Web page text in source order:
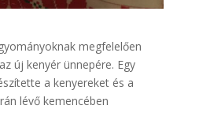
megfelelően
új kenyér ünnepére. Egy
a kenyereket és a
lévő kemencében